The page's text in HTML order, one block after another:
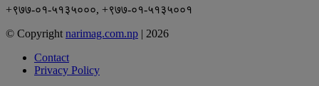
+९७७-०१-५१३५०००, +९७७-०१-५१३५००१
© Copyright narimag.com.np | 2026
Contact
Privacy Policy